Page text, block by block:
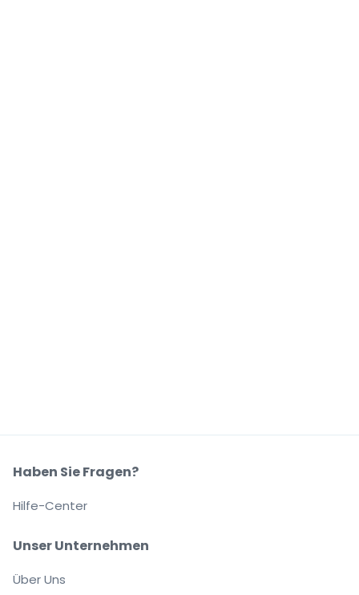
Unser Unternehmen
Über Uns
Haben Sie Fragen?
Hilfe-Center